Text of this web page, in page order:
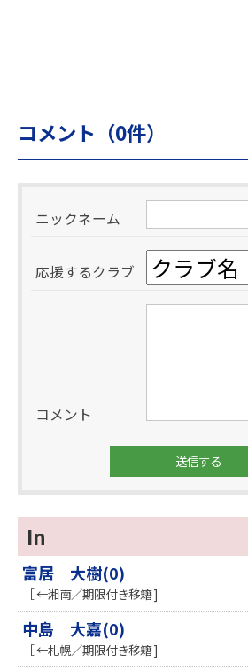
コメント（0件）
ニックネーム
応援するクラブ
コメント
In
富居 大樹(0)
［ ←湘南／期限付き移籍 ]
中島 大嘉(0)
［ ←札幌／期限付き移籍 ]